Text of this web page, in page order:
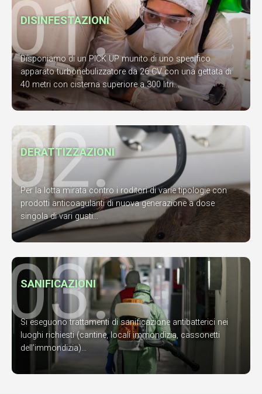
01.
DISINFESTAZIONI
Disponiamo di un PICK UP munito di uno specifico
apparato turbonebulizzatore da 26 CV con una gettata di
40 metri con cisterna superiore a 300 litri...
02.
DERATTIZZAZIONI
Per la lotta mirata contro i roditori di varie tipologie con
prodotti anticoagulanti di nuova generazione a dose
singola di vari gusti...
03.
SANIFICAZIONI
Si eseguono trattamenti di sanificazione antibatterici nei
luoghi richiesti (cantine, locali immondizia, cassonetti
dell’immondizia)...